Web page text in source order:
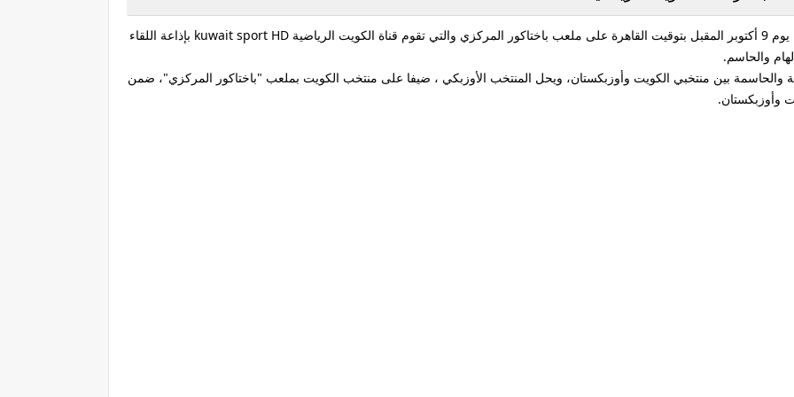
وتُقام مباراة الكويت وأوزبكستان في 04:00 من مساء يوم 9 أكتوبر المقبل بتوقيت القاهرة على ملعب باختاكور المركزي والتي تقوم قناة الكويت الرياضية kuwait sport HD بإذاعة اللقاء
والحاسم.
والحاسمة بين منتخبي الكويت وأوزبكستان، ويحل المنتخب الأوزبكي ، ضيفا على منتخب الكويت بملعب "باختاكور المركزي"، ضمن